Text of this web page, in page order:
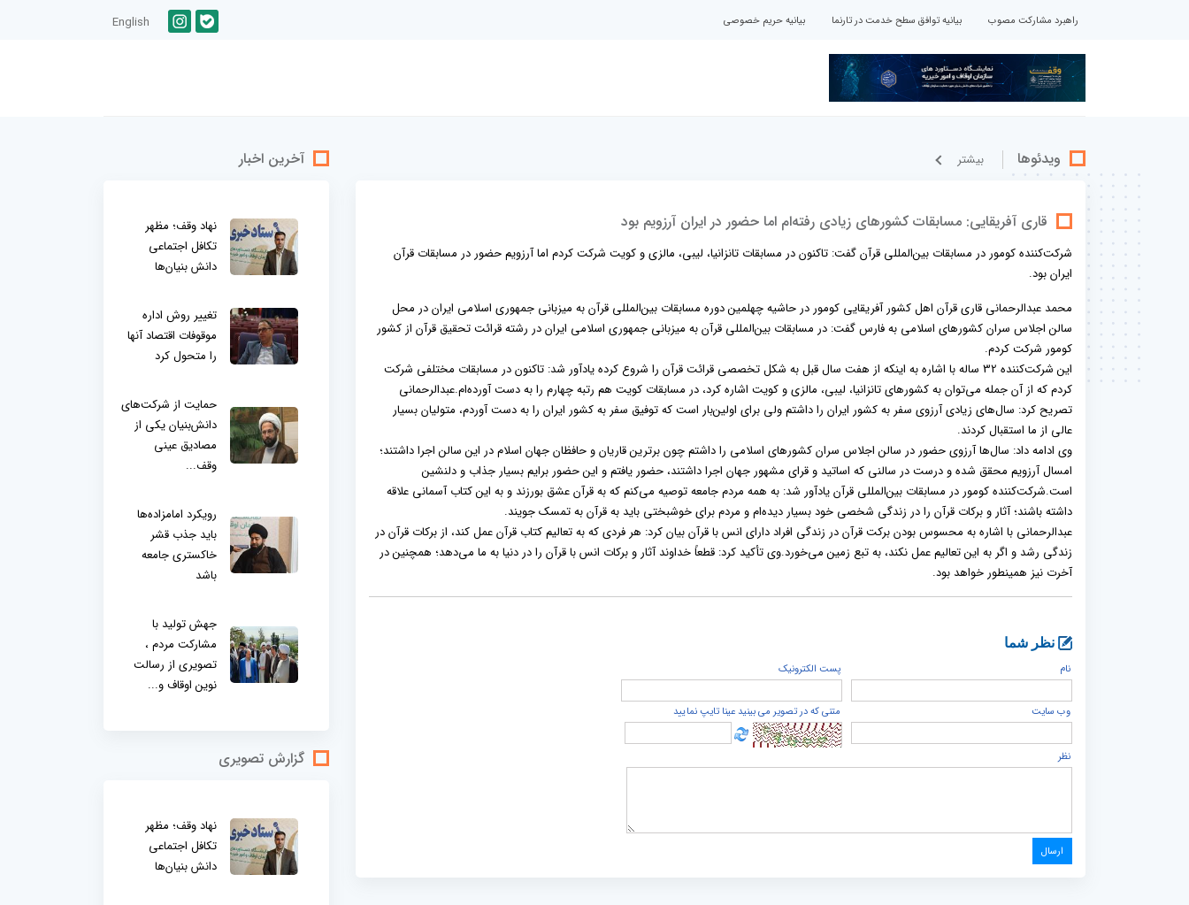
راهبرد مشارکت مصوب بیانیه توافق سطح خدمت در تارنما بیانیه حریم خصوصی English
ویدئوها بيشتر
قاری آفریقایی: مسابقات کشورهای زیادی رفته‌ام اما حضور در ایران آرزویم بود
شرکت‌کننده کومور در مسابقات بین‌المللی قرآن گفت: تاکنون در مسابقات تانزانیا، لیبی، مالزی و کویت شرکت کردم اما آرزویم حضور در مسابقات قرآن
ایران بود.
محمد عبدالرحمانی قاری قرآن اهل کشور آفریقایی کومور در حاشیه چهلمین دوره مسابقات بین‌المللی قرآن به میزبانی جمهوری اسلامی ایران در محل
سالن اجلاس سران کشورهای اسلامی به فارس گفت: در مسابقات بین‌المللی قرآن به میزبانی جمهوری اسلامی ایران در رشته قرائت تحقیق قرآن از کشور
کومور شرکت کردم.
این شرکت‌کننده 32 ساله با اشاره به اینکه از هفت سال قبل به شکل تخصصی قرائت قرآن را شروع کرده یادآور شد: تاکنون در مسابقات مختلفی شرکت
کردم که از آن جمله می‌توان به کشورهای تانزانیا، لیبی، مالزی و کویت اشاره کرد، در مسابقات کویت هم رتبه چهارم را به دست آورده‌ام.عبدالرحمانی
تصریح کرد: سال‌های زیادی آرزوی سفر به کشور ایران را داشتم ولی برای اولین‌بار است که توفیق سفر به کشور ایران را به دست آوردم، متولیان بسیار
عالی از ما استقبال کردند.
وی ادامه داد: سال‌ها آرزوی حضور در سالن اجلاس سران کشورهای اسلامی را داشتم چون برترین قاریان و حافظان جهان اسلام در این سالن اجرا داشتند؛
امسال آرزویم محقق شده و درست در سالنی که اساتید و قرای مشهور جهان اجرا داشتند، حضور یافتم و این حضور برایم بسیار جذاب و دلنشین
است.شرکت‌کننده کومور در مسابقات بین‌المللی قرآن یادآور شد: به همه مردم جامعه توصیه می‌کنم که به قرآن عشق بورزند و به این کتاب آسمانی علاقه
داشته باشند؛ آثار و برکات قرآن را در زندگی شخصی خود بسیار دیده‌ام و مردم برای خوشبختی باید به قرآن به تمسک جویند.
عبدالرحمانی با اشاره به محسوس بودن برکت قرآن در زندگی افراد دارای انس با قرآن بیان کرد: هر فردی که به تعالیم کتاب قرآن عمل کند، از برکات قرآن در
زندگی رشد و اگر به این تعالیم عمل نکند، به تبع زمین می‌خورد.وی تأکید کرد: قطعاً خداوند آثار و برکات انس با قرآن را در دنیا به ما می‌دهد؛ همچنین در
آخرت نیز همینطور خواهد بود.
نظر شما
نام
پست الكترونيک
وب سایت متنی که در تصویر می بینید عینا تایپ نمایید
نظر
آخرین اخبار
نهاد وقف؛ مظهر
تکافل اجتماعی
دانش بنیان‌ها
تغییر روش اداره
موقوفات اقتصاد آنها
را متحول کرد
حمایت از شرکت‌های
دانش‌بنیان یکی از
مصادیق عینی
وقف...
رویکرد امامزاده‌ها
باید جذب قشر
خاکستری جامعه
باشد
جهش تولید با
مشارکت مردم ،
تصویری از رسالت
نوین اوقاف و...
گزارش تصویری
نهاد وقف؛ مظهر
تکافل اجتماعی
دانش بنیان‌ها